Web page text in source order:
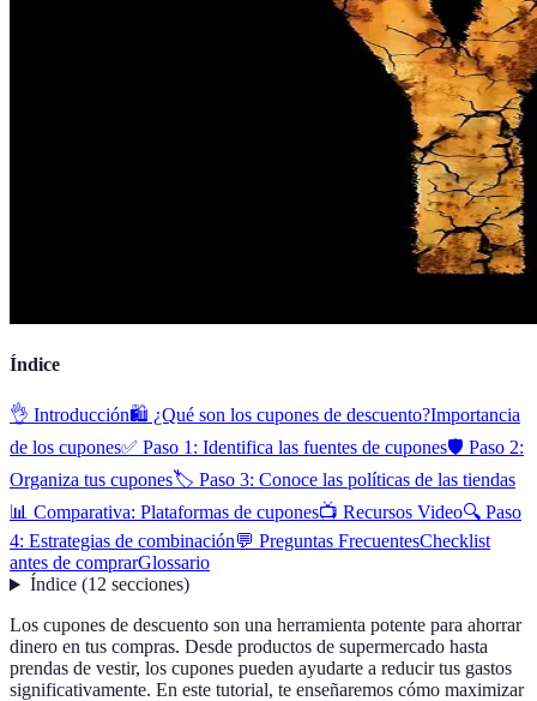
Índice
👌 Introducción🛍️ ¿Qué son los cupones de descuento?Importancia
de los cupones✅ Paso 1: Identifica las fuentes de cupones🛡️ Paso 2:
Organiza tus cupones🏷️ Paso 3: Conoce las políticas de las tiendas
📊 Comparativa: Plataformas de cupones📺 Recursos Video🔍 Paso
4: Estrategias de combinación💬 Preguntas FrecuentesChecklist
antes de comprarGlossario
Índice(12 secciones)
Los cupones de descuento son una herramienta potente para ahorrar
dinero en tus compras. Desde productos de supermercado hasta
prendas de vestir, los cupones pueden ayudarte a reducir tus gastos
significativamente. En este tutorial, te enseñaremos cómo maximizar